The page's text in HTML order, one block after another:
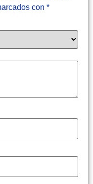
con *